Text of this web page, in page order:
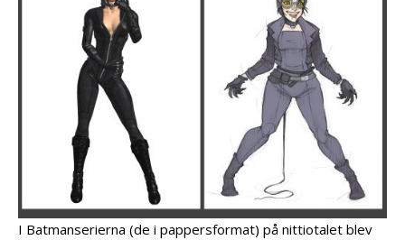
I Batmanserierna (de i pappersformat) på nittiotalet blev